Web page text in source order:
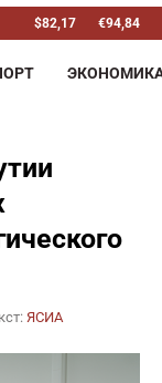
$82,17 €94,84
ЯСИА